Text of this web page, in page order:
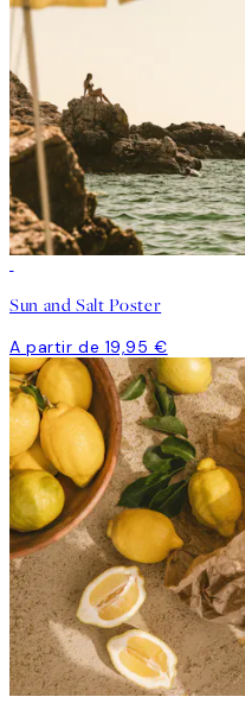
Sun and Salt Poster
A partir de 19,95 €